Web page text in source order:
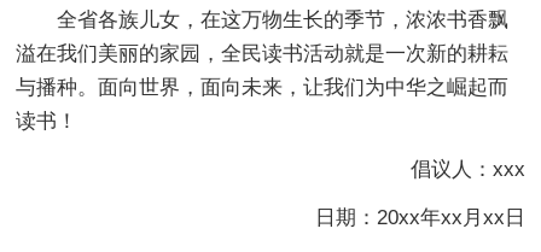
全省各族儿女，在这万物生长的季节，浓浓书香飘
溢在我们美丽的家园，全民读书活动就是一次新的耕耘
与播种。面向世界，面向未来，让我们为中华之崛起而
读书！
倡议人：xxx
日期：20xx年xx月xx日